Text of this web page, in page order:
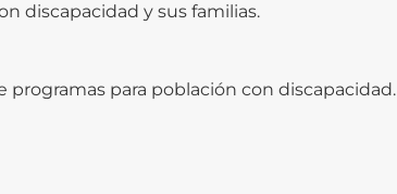
discapacidad y sus familias.
programas para población con discapacidad.